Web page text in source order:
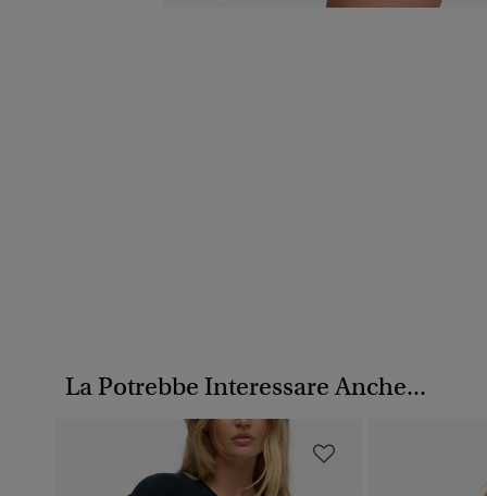
La Potrebbe Interessare Anche...